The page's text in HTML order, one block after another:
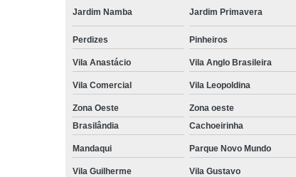
Jardim Namba Jardim Primavera
Perdizes Pinheiros
Vila Anastácio Vila Anglo Brasileira
Vila Comercial Vila Leopoldina
Zona Oeste Zona oeste
Brasilândia
Cachoeirinha
Mandaqui Parque Novo Mundo
Vila Guilherme Vila Gustavo